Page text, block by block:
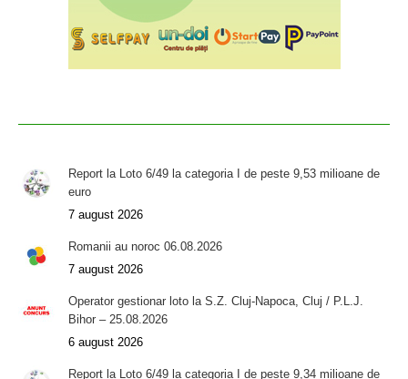
Report la Loto 6/49 la categoria I de peste 9,53 milioane de
euro
7 august 2026
Romanii au noroc 06.08.2026
7 august 2026
Operator gestionar loto la S.Z. Cluj-Napoca, Cluj / P.L.J.
Bihor – 25.08.2026
6 august 2026
Report la Loto 6/49 la categoria I de peste 9,34 milioane de